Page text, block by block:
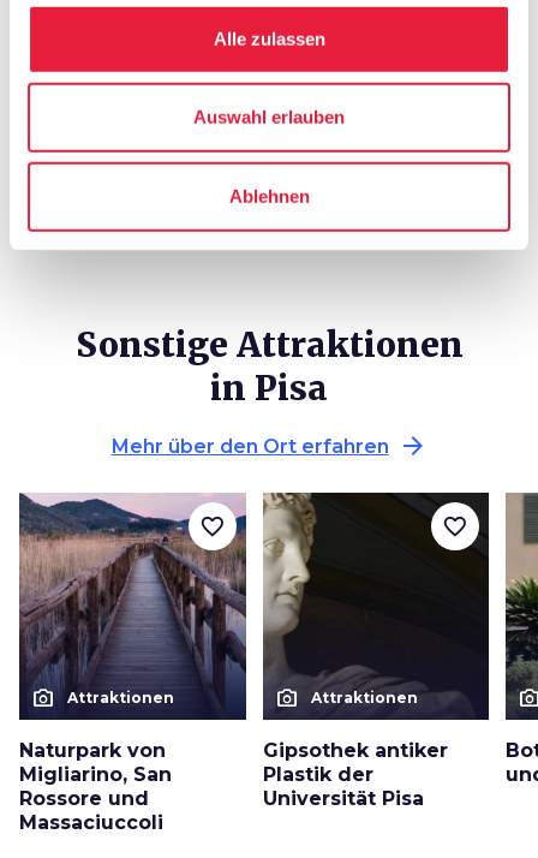
Alle zulassen
Auswahl erlauben
Ablehnen
di Fisica
In sozialen Medien verfolgen
Sonstige Attraktionen
in Pisa
Mehr über den Ort erfahren arrow_forward
photo_camera Attraktionen
Naturpark von
Migliarino, San
Rossore und
Massaciuccoli
favorite_border
photo_camera Attraktionen
Gipsothek antiker
Plastik der
Universität Pisa
favorite_border